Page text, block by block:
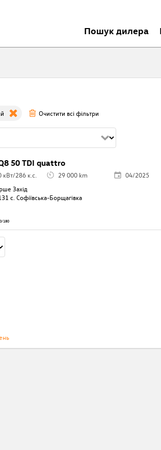
Пошук дилера
Очистити всі фільтри
50 TDI quattro
кВт/286 к.с. 29 000 km
04/2025
Захід
с. Софіївська-Борщагівкa
180